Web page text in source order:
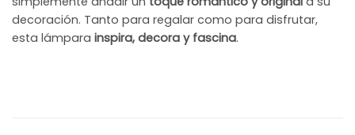
decoración. Tanto para regalar como para disfrutar,
esta lámpara inspira, decora y fascina.